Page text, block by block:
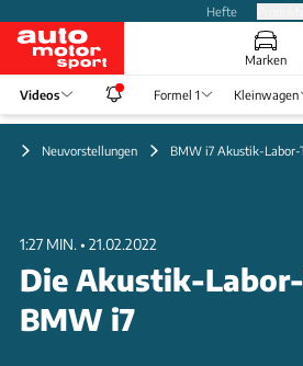
Hefte
Marken
Videos Formel 1 Kleinwagen
Neuvorstellungen BMW i7 Akustik-Labor-
1:27 MIN. • 21.02.2022
Die Akustik-
BMW i7